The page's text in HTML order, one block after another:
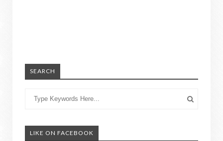
SEARCH
LIKE ON FACEBOOK